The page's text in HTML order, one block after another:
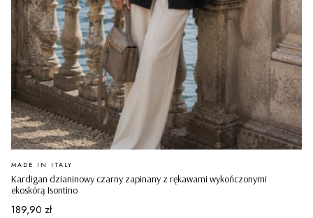
Kardigan dzianinowy czarny zapinany z rękawami wykończonymi
ekoskórą Isontino
PRODUCENT
MADE IN ITALY
Cena
189,90 zł